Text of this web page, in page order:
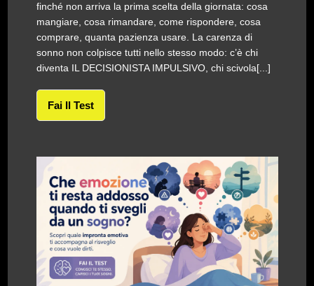
finché non arriva la prima scelta della giornata: cosa
mangiare, cosa rimandare, come rispondere, cosa
comprare, quanta pazienza usare. La carenza di
sonno non colpisce tutti nello stesso modo: c’è chi
diventa IL DECISIONISTA IMPULSIVO, chi scivola[...]
Fai Il Test